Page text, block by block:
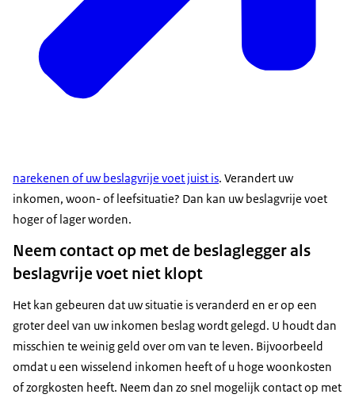
narekenen of uw beslagvrije voet juist is. Verandert uw
inkomen, woon- of leefsituatie? Dan kan uw beslagvrije voet
hoger of lager worden.
Neem contact op met de beslaglegger als
beslagvrije voet niet klopt
Het kan gebeuren dat uw situatie is veranderd en er op een
groter deel van uw inkomen beslag wordt gelegd. U houdt dan
misschien te weinig geld over om van te leven. Bijvoorbeeld
omdat u een wisselend inkomen heeft of u hoge woonkosten
of zorgkosten heeft. Neem dan zo snel mogelijk contact op met